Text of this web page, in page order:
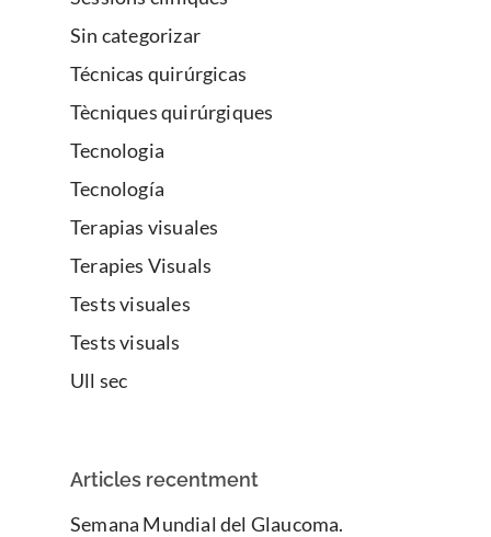
Sin categorizar
Técnicas quirúrgicas
Tècniques quirúrgiques
Tecnologia
Tecnología
Terapias visuales
Terapies Visuals
Tests visuales
Tests visuals
Ull sec
Articles recentment
Semana Mundial del Glaucoma.